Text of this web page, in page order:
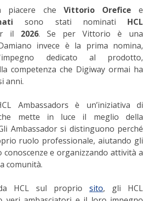
piacere che Vittorio Orefice e
sono stati nominati HCL
il 2026. Se per Vittorio è una
invece è la prima nomina,
dedicato al prodotto,
competenza che Digiway ormai ha
anni.
Ambassadors è un’iniziativa di
che mette in luce il meglio della
Ambassador si distinguono perché
ruolo professionale, aiutando gli
conoscenze e organizzando attività a
comunità.
HCL sul proprio sito, gli HCL